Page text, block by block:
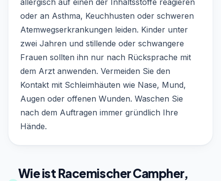
allergisch auf einen der Inhaltsstoffe reagieren
oder an Asthma, Keuchhusten oder schweren
Atemwegserkrankungen leiden. Kinder unter
zwei Jahren und stillende oder schwangere
Frauen sollten ihn nur nach Rücksprache mit
dem Arzt anwenden. Vermeiden Sie den
Kontakt mit Schleimhäuten wie Nase, Mund,
Augen oder offenen Wunden. Waschen Sie
nach dem Auftragen immer gründlich Ihre
Hände.
Wie ist Racemischer Campher,